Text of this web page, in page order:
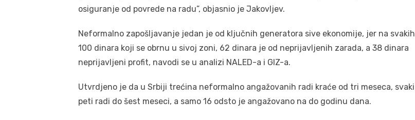
osiguranje od povrede na radu”, objasnio je Jakovljev.
Neformalno zapošljavanje jedan je od ključnih generatora sive ekonomije, jer na svakih
100 dinara koji se obrnu u sivoj zoni, 62 dinara je od neprijavljenih zarada, a 38 dinara
neprijavljeni profit, navodi se u analizi NALED-a i GIZ-a.
Utvrdjeno je da u Srbiji trećina neformalno angažovanih radi kraće od tri meseca, svaki
peti radi do šest meseci, a samo 16 odsto je angažovano na do godinu dana.